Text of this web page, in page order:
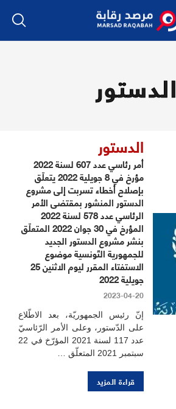
الدستور
الدستور
أمر رئاسي عدد 607 لسنة 2022
مؤرخ في 8 جويلية 2022 يتعلّق
بإصلاح أخطاء تسربت إلى مشروع
الدستور المنشور بمقتضى الأمر
الرئاسي عدد 578 لسنة 2022
المؤرخ في 30 جوان 2022 المتعلّق
بنشر مشروع الدستور الجديد
للجمهورية التّونسية موضوع
الاستفتاء المقرر ليوم الاثنين 25
جويلية 2022
2023-04-20
إنّ رئيس الجمهوريّة، بعد الاطّلاع
على الدّستور، وعلى الأمر الرّئاسيّ
عدد 117 لسنة 2021 المؤرّخ في 22
سبتمبر 2021 المتعلّق …
قراءة المزيد